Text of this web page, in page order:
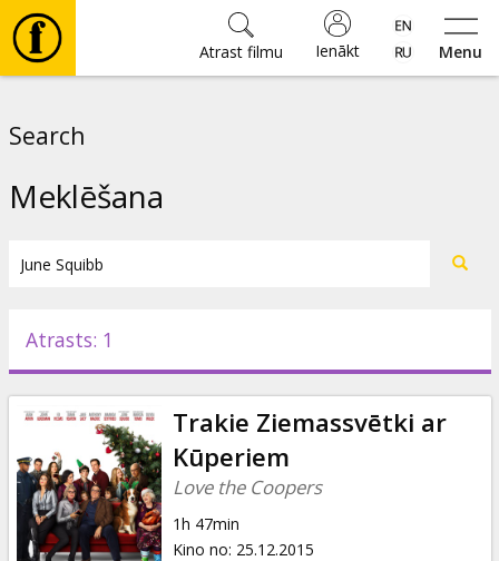
Menu
Ienākt
Atrast filmu
Pasākumi
Ziņas
Dāvanu
kartes
Search
Meklēšana
Atrasts: 1
Trakie Ziemassvētki ar
Kūperiem
Love the Coopers
1h 47min
Kino no: 25.12.2015